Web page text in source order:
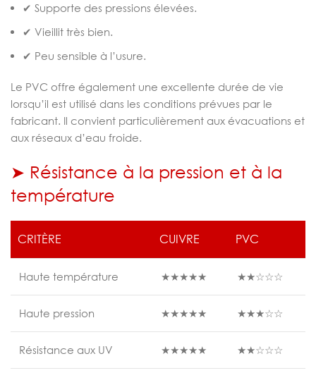
✔ Supporte des pressions élevées.
✔ Vieillit très bien.
✔ Peu sensible à l’usure.
Le PVC offre également une excellente durée de vie
lorsqu’il est utilisé dans les conditions prévues par le
fabricant. Il convient particulièrement aux évacuations et
aux réseaux d’eau froide.
➤ Résistance à la pression et à la
température
CRITÈRE CUIVRE PVC
Haute température ★★★★★ ★★☆☆☆
Haute pression ★★★★★ ★★★☆☆
Résistance aux UV ★★★★★ ★★☆☆☆